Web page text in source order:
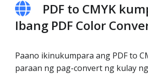
PDF to CMYK
Ibang PDF Color
Paano ikinukumpara ang PDF to
paraan ng pag-convert ng kulay ng